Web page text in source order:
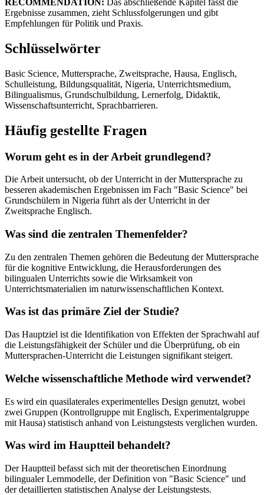
RECOMMENDATION: Das abschließende Kapitel fasst die
Ergebnisse zusammen, zieht Schlussfolgerungen und gibt
Empfehlungen für Politik und Praxis.
Schlüsselwörter
Basic Science, Muttersprache, Zweitsprache, Hausa, Englisch,
Schulleistung, Bildungsqualität, Nigeria, Unterrichtsmedium,
Bilingualismus, Grundschulbildung, Lernerfolg, Didaktik,
Wissenschaftsunterricht, Sprachbarrieren.
Häufig gestellte Fragen
Worum geht es in der Arbeit grundlegend?
Die Arbeit untersucht, ob der Unterricht in der Muttersprache zu
besseren akademischen Ergebnissen im Fach "Basic Science" bei
Grundschülern in Nigeria führt als der Unterricht in der
Zweitsprache Englisch.
Was sind die zentralen Themenfelder?
Zu den zentralen Themen gehören die Bedeutung der Muttersprache
für die kognitive Entwicklung, die Herausforderungen des
bilingualen Unterrichts sowie die Wirksamkeit von
Unterrichtsmaterialien im naturwissenschaftlichen Kontext.
Was ist das primäre Ziel der Studie?
Das Hauptziel ist die Identifikation von Effekten der Sprachwahl auf
die Leistungsfähigkeit der Schüler und die Überprüfung, ob ein
Muttersprachen-Unterricht die Leistungen signifikant steigert.
Welche wissenschaftliche Methode wird verwendet?
Es wird ein quasilaterales experimentelles Design genutzt, wobei
zwei Gruppen (Kontrollgruppe mit Englisch, Experimentalgruppe
mit Hausa) statistisch anhand von Leistungstests verglichen wurden.
Was wird im Hauptteil behandelt?
Der Hauptteil befasst sich mit der theoretischen Einordnung
bilingualer Lernmodelle, der Definition von "Basic Science" und
der detaillierten statistischen Analyse der Leistungstests.